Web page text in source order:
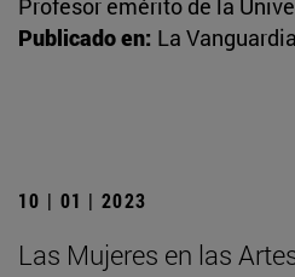
Profesor emérito de la
Publicado en: La Vanguardia
10 | 01 | 2023
Las Mujeres en las